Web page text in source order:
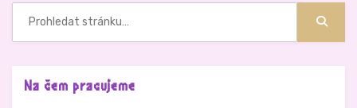
Na čem pracujeme